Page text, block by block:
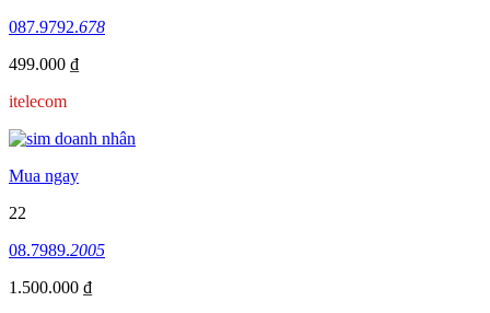
087.9792.678
499.000 ₫
itelecom
Mua ngay
22
08.7989.2005
1.500.000 ₫